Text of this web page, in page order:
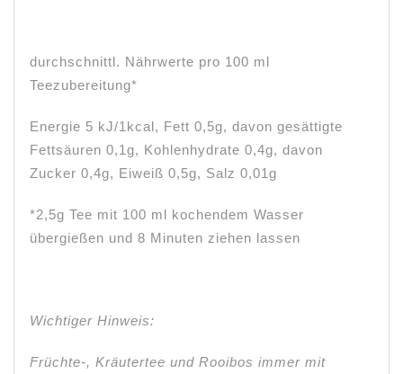
durchschnittl. Nährwerte pro 100 ml
Teezubereitung*
Energie 5 kJ/1kcal, Fett 0,5g, davon gesättigte
Fettsäuren 0,1g, Kohlenhydrate 0,4g, davon
Zucker 0,4g, Eiweiß 0,5g, Salz 0,01g
*2,5g Tee mit 100 ml kochendem Wasser
übergießen und 8 Minuten ziehen lassen
Wichtiger Hinweis:
Früchte-, Kräutertee und Rooibos immer mit